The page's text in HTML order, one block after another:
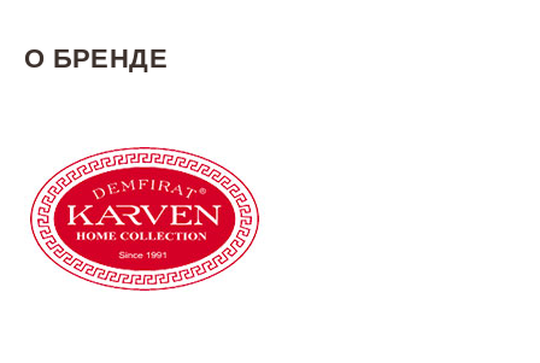
О БРЕНДЕ